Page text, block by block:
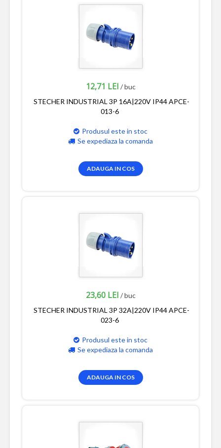
12,71 LEI / buc
STECHER INDUSTRIAL 3P 16A|220V IP44 APCE-
013-6
Produsul este in stoc
Se expediaza la comanda
ADAUGA IN COS
23,60 LEI / buc
STECHER INDUSTRIAL 3P 32A|220V IP44 APCE-
023-6
Produsul este in stoc
Se expediaza la comanda
ADAUGA IN COS